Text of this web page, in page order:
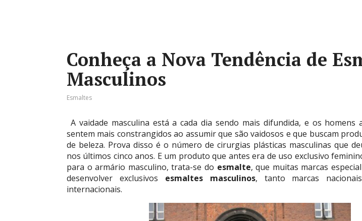
Conheça a Nova Tendência de
Masculinos
Esmaltes
A vaidade masculina está a cada dia sendo mais difundida, e os homens
sentem mais constrangidos ao assumir que são vaidosos e que buscam
de beleza. Prova disso é o número de cirurgias plásticas masculinas que
nos últimos cinco anos. E um produto que antes era de uso exclusivo
para o armário masculino, trata-se do esmalte, que muitas marcas
desenvolver exclusivos esmaltes masculinos, tanto marcas
internacionais.